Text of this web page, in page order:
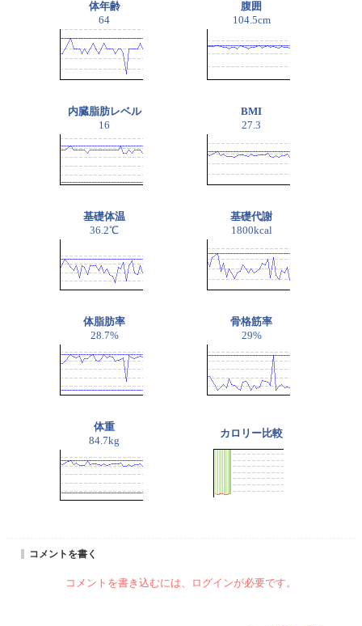
体年齢
64
腹囲
104.5cm
内臓脂肪レベル
16
BMI
27.3
基礎体温
36.2℃
基礎代謝
1800kcal
体脂肪率
28.7%
骨格筋率
29%
体重
84.7kg
カロリー比較
コメントを書く
コメントを書き込むには、ログインが必要です。